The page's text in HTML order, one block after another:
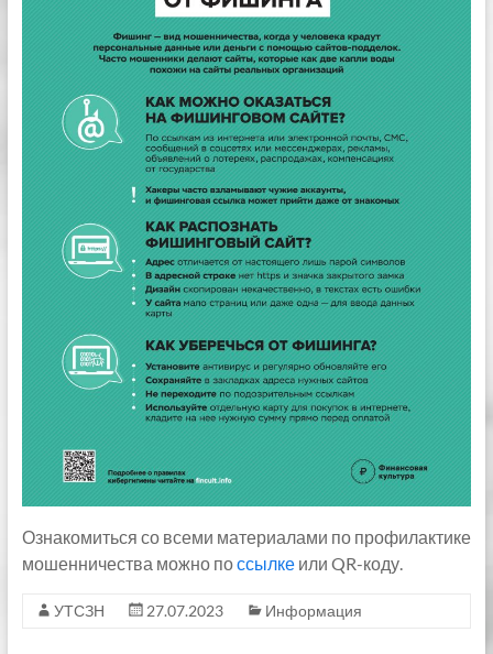
Ознакомиться со всеми материалами по профилактике
мошенничества можно поссылкеили QR-коду.
УТСЗН 27.07.2023 Информация